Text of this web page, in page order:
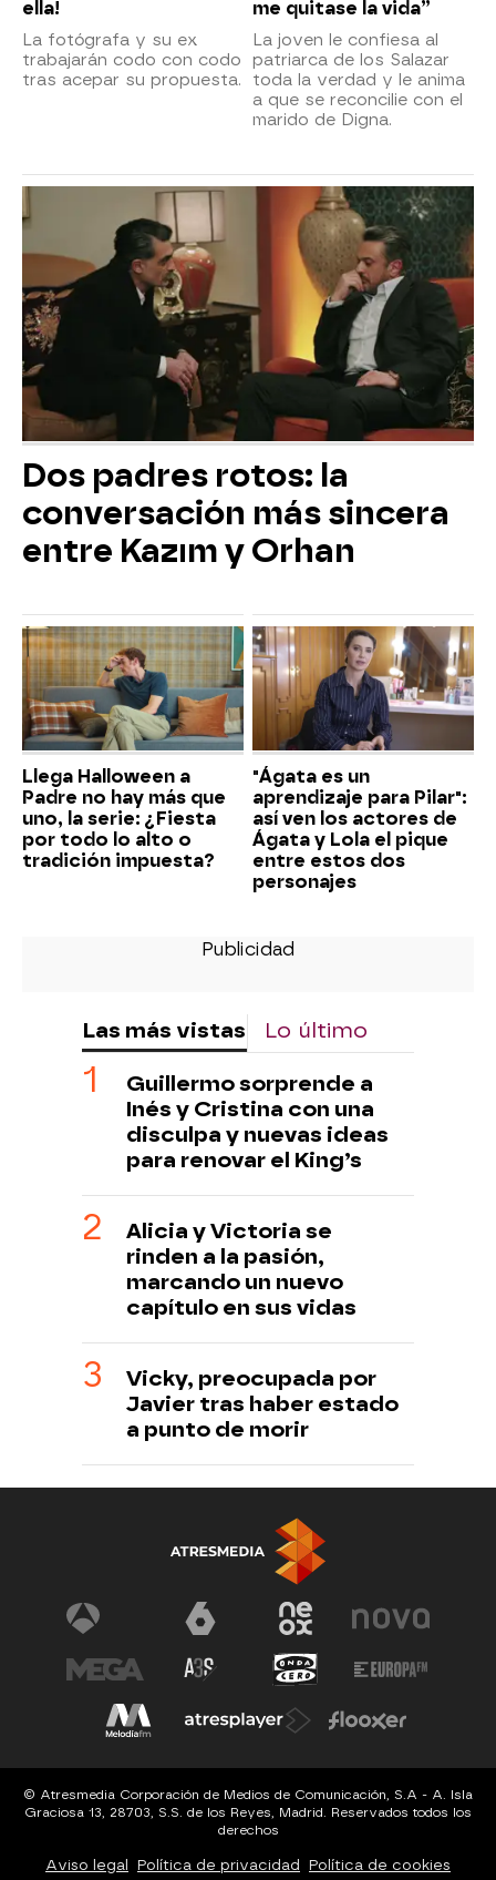
ella!
La fotógrafa y su ex
trabajarán codo con codo
tras acepar su propuesta.
me quitase la vida”
La joven le confiesa al
patriarca de los Salazar
toda la verdad y le anima
a que se reconcilie con el
marido de Digna.
Dos padres rotos: la
conversación más sincera
entre Kazım y Orhan
Llega Halloween a
Padre no hay más que
uno, la serie: ¿Fiesta
por todo lo alto o
tradición impuesta?
"Ágata es un
aprendizaje para Pilar":
así ven los actores de
Ágata y Lola el pique
entre estos dos
personajes
Las más vistas Lo último
Guillermo sorprende a
Inés y Cristina con una
disculpa y nuevas ideas
para renovar el King’s
Alicia y Victoria se
rinden a la pasión,
marcando un nuevo
capítulo en sus vidas
Vicky, preocupada por
Javier tras haber estado
a punto de morir
© Atresmedia Corporación de Medios de Comunicación, S.A - A. Isla
Graciosa 13, 28703, S.S. de los Reyes, Madrid. Reservados todos los
derechos
Aviso legal Política de privacidad Política de cookies